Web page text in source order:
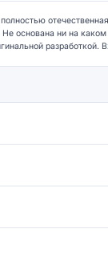
основана ни на
разработкой.